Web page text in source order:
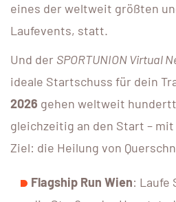
eines der weltweit größten
Laufevents, statt.
Und der SPORTUNION Virtual
ideale Startschuss für dein
2026 gehen weltweit
gleichzeitig an den Start –
Ziel: die Heilung von
Flagship Run Wien: Laufe